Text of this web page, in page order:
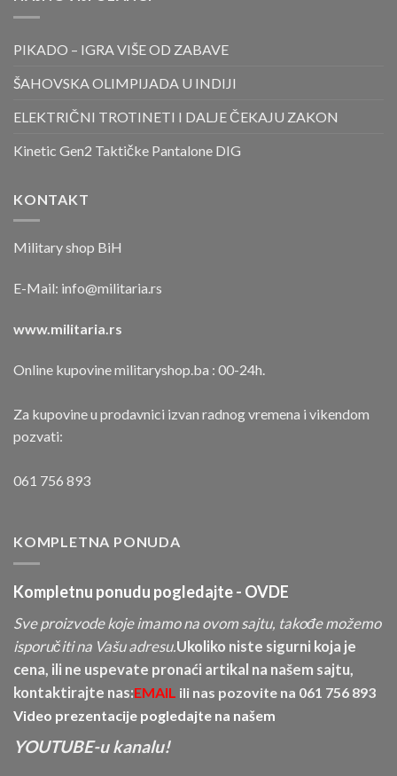
PIKADO – IGRA VIŠE OD ZABAVE
ŠAHOVSKA OLIMPIJADA U INDIJI
ELEKTRIČNI TROTINETI I DALJE ČEKAJU ZAKON
Kinetic Gen2 Taktičke Pantalone DIG
KONTAKT
Military shop BiH
E-Mail: info@militaria.rs
www.militaria.rs
Online kupovine militaryshop.ba : 00-24h.
Za kupovine u prodavnici izvan radnog vremena i vikendom
pozvati:
061 756 893
KOMPLETNA PONUDA
Kompletnu ponudu pogledajte - OVDE
Sve proizvode koje imamo na ovom sajtu, takođe možemo
isporučiti na Vašu adresu.Ukoliko niste sigurni koja je
cena, ili ne uspevate pronaći artikal na našem sajtu,
kontaktirajte nas:EMAIL ili nas pozovite na 061 756 893
Video prezentacije pogledajte na našem
YOUTUBE-u kanalu!